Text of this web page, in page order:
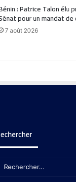
: Patrice Talon élu
pour un mandat de
7 août 2026